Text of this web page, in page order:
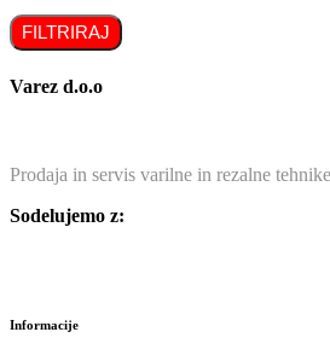
FILTRIRAJ
Varez d.o.o
Prodaja in servis varilne in rezalne tehnike
Sodelujemo z:
Informacije